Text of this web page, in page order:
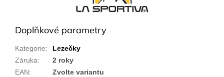
Doplňkové parametry
Kategorie:
Lezečky
Záruka:
2 roky
EAN: Zvolte variantu